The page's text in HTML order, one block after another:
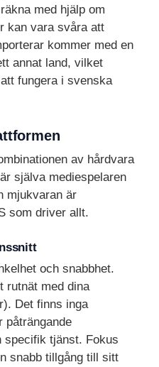
med hjälp om
kan vara svåra att
kommer med en
annat land, vilket
fungera i svenska
av hårdvara
själva mediespelaren
mjukvaran är
som driver allt.
och snabbhet.
rutnät med dina
Det finns inga
påträngande
specifik tjänst. Fokus
snabb tillgång till sitt